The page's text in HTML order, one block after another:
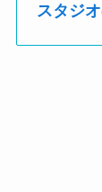
スタジ